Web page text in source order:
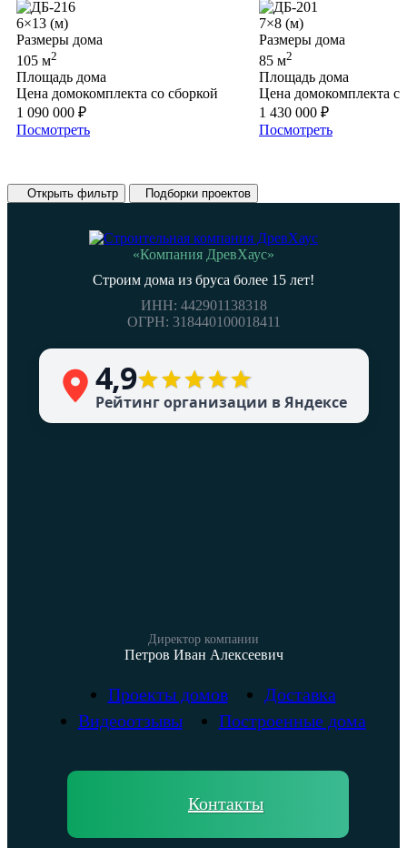
6×13 (м)
Размеры дома
105 м2
Площадь дома
Цена домокомплекта со сборкой
1 090 000 ₽
Посмотреть
7×8 (м)
Размеры дома
85 м2
Площадь дома
Цена домокомплекта
1 430 000 ₽
Посмотреть
Открыть фильтр Подборки проектов
«Компания ДревХаус»
Строим дома из бруса более 15 лет!
ИНН: 442901138318
ОГРН: 318440100018411
4,9
Рейтинг организации в Яндексе
Директор компании
Петров Иван Алексеевич
Проекты домов
Доставка
Видеоотзывы
Построенные дома
Контакты